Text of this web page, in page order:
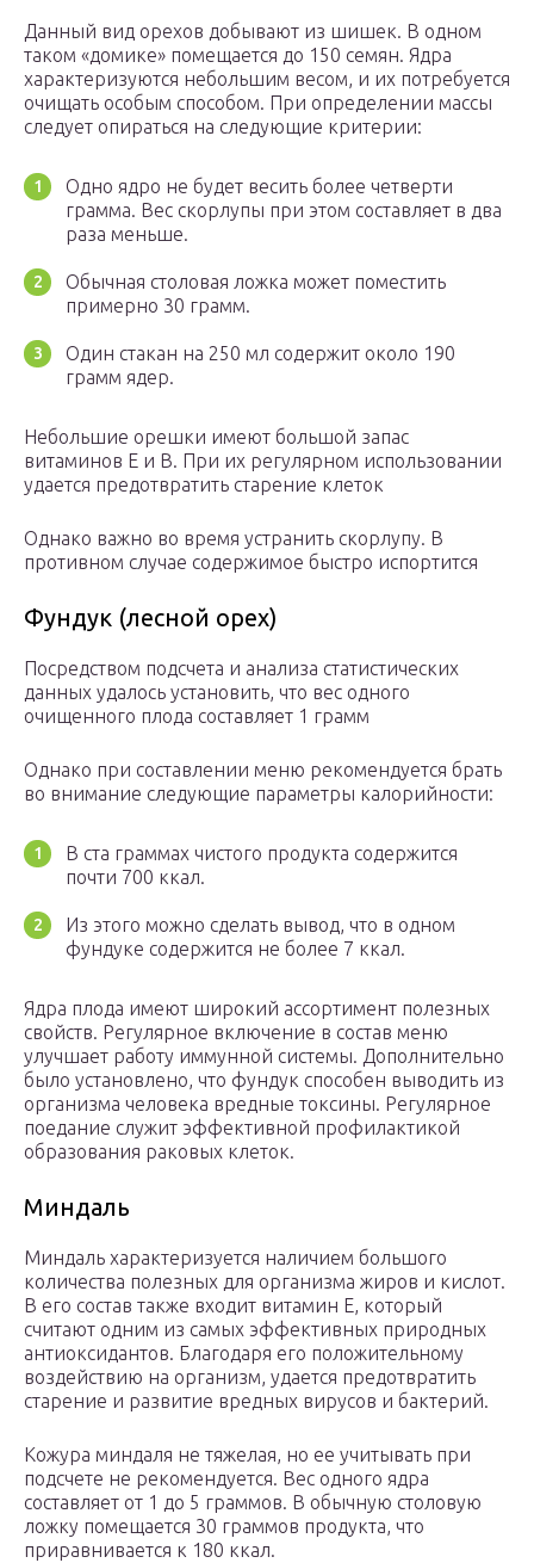
Данный вид орехов добывают из шишек. В одном
таком «домике» помещается до 150 семян. Ядра
характеризуются небольшим весом, и их потребуется
очищать особым способом. При определении массы
следует опираться на следующие критерии:
Одно ядро не будет весить более четверти
грамма. Вес скорлупы при этом составляет в два
раза меньше.
Обычная столовая ложка может поместить
примерно 30 грамм.
Один стакан на 250 мл содержит около 190
грамм ядер.
Небольшие орешки имеют большой запас
витаминов Е и В. При их регулярном использовании
удается предотвратить старение клеток
Однако важно во время устранить скорлупу. В
противном случае содержимое быстро испортится
Фундук (лесной орех)
Посредством подсчета и анализа статистических
данных удалось установить, что вес одного
очищенного плода составляет 1 грамм
Однако при составлении меню рекомендуется брать
во внимание следующие параметры калорийности:
В ста граммах чистого продукта содержится
почти 700 ккал.
Из этого можно сделать вывод, что в одном
фундуке содержится не более 7 ккал.
Ядра плода имеют широкий ассортимент полезных
свойств. Регулярное включение в состав меню
улучшает работу иммунной системы. Дополнительно
было установлено, что фундук способен выводить из
организма человека вредные токсины. Регулярное
поедание служит эффективной профилактикой
образования раковых клеток.
Миндаль
Миндаль характеризуется наличием большого
количества полезных для организма жиров и кислот.
В его состав также входит витамин Е, который
считают одним из самых эффективных природных
антиоксидантов. Благодаря его положительному
воздействию на организм, удается предотвратить
старение и развитие вредных вирусов и бактерий.
Кожура миндаля не тяжелая, но ее учитывать при
подсчете не рекомендуется. Вес одного ядра
составляет от 1 до 5 граммов. В обычную столовую
ложку помещается 30 граммов продукта, что
приравнивается к 180 ккал.